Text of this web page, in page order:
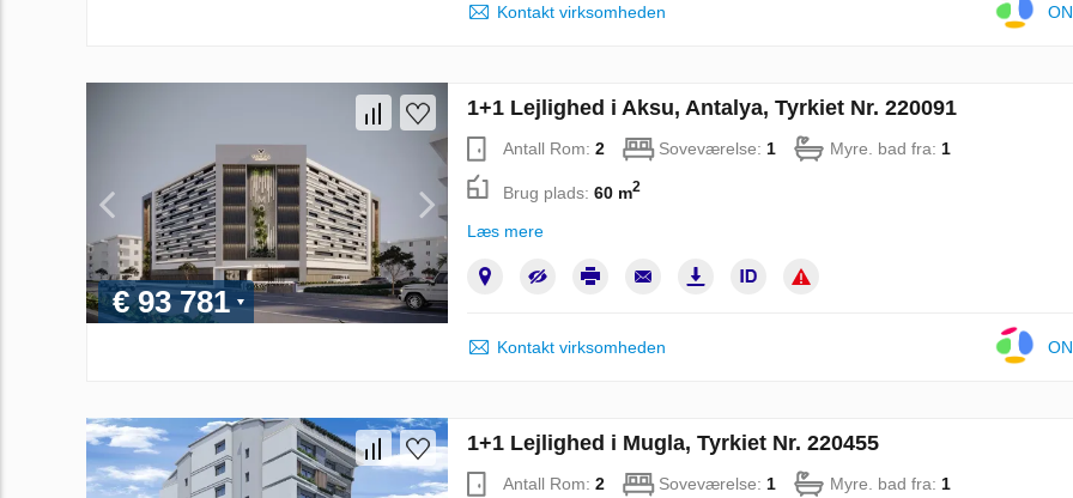
Kontakt virksomheden
€ 93 781
1+1 Lejlighed i Aksu, Antalya, Tyrkiet Nr. 220091
Antall Rom: 2 Soveværelse: 1 Myre. bad fra: 1
Brug plads: 60 m2
Læs mere
Kontakt virksomheden
1+1 Lejlighed i Mugla, Tyrkiet Nr. 220455
Antall Rom: 2 Soveværelse: 1 Myre. bad fra: 1